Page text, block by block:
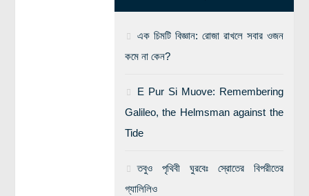
এক চিমটি বিজ্ঞান: রোজা রাখলে সবার ওজন
কমে না কেন?
E Pur Si Muove: Remembering
Galileo, the Helmsman against the
Tide
তবুও পৃথিবী ঘুরবেঃ স্রোতের বিপরীতের
গ্যালিলিও